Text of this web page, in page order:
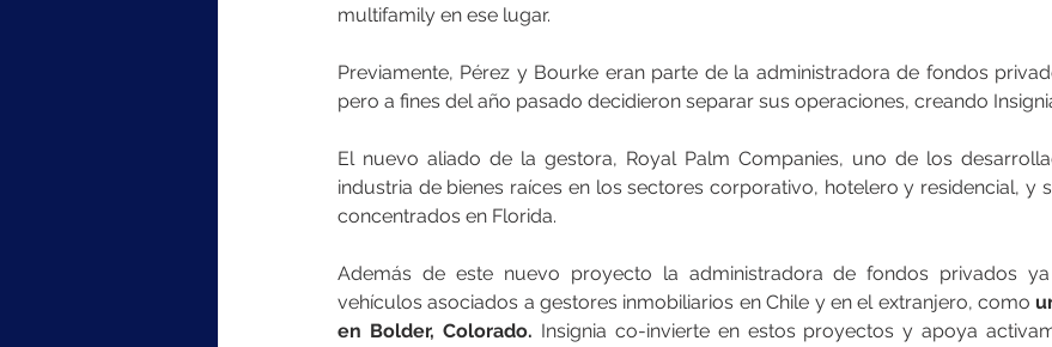
multifamily en ese lugar.
Previamente, Pérez y Bourke eran parte de la administradora de fondos
pero a fines del año pasado decidieron separar sus operaciones, creando
El nuevo aliado de la gestora, Royal Palm Companies, uno de los
industria de bienes raíces en los sectores corporativo, hotelero y residencial, y
concentrados en Florida.
Además de este nuevo proyecto la administradora de fondos privados
vehículos asociados a gestores inmobiliarios en Chile y en el extranjero, como
en Bolder, Colorado. Insignia co-invierte en estos proyectos y apoya